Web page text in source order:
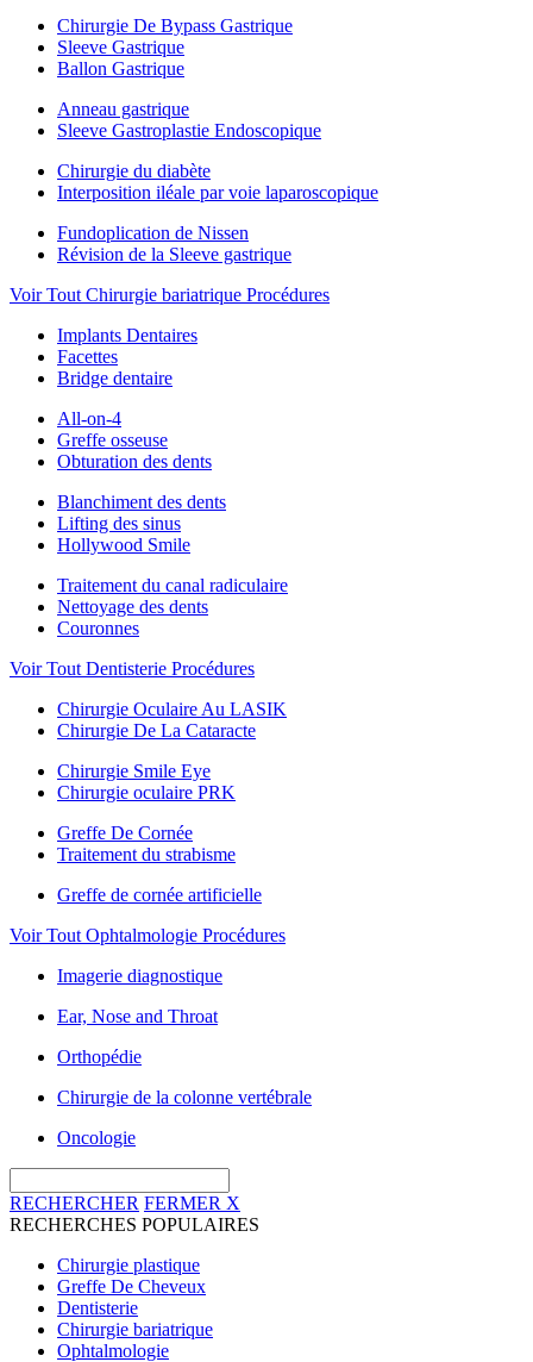
Chirurgie De Bypass Gastrique
Sleeve Gastrique
Ballon Gastrique
Anneau gastrique
Sleeve Gastroplastie Endoscopique
Chirurgie du diabète
Interposition iléale par voie laparoscopique
Fundoplication de Nissen
Révision de la Sleeve gastrique
Voir Tout Chirurgie bariatrique Procédures
Implants Dentaires
Facettes
Bridge dentaire
All-on-4
Greffe osseuse
Obturation des dents
Blanchiment des dents
Lifting des sinus
Hollywood Smile
Traitement du canal radiculaire
Nettoyage des dents
Couronnes
Voir Tout Dentisterie Procédures
Chirurgie Oculaire Au LASIK
Chirurgie De La Cataracte
Chirurgie Smile Eye
Chirurgie oculaire PRK
Greffe De Cornée
Traitement du strabisme
Greffe de cornée artificielle
Voir Tout Ophtalmologie Procédures
Imagerie diagnostique
Ear, Nose and Throat
Orthopédie
Chirurgie de la colonne vertébrale
Oncologie
RECHERCHER FERMER X
RECHERCHES POPULAIRES
Chirurgie plastique
Greffe De Cheveux
Dentisterie
Chirurgie bariatrique
Ophtalmologie